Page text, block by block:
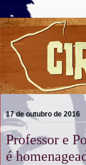
17 de outubro de 2016
Professor e
é